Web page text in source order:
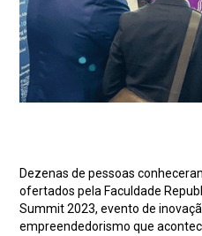
Dezenas de pessoas
ofertados pela Faculdade
Summit 2023, evento de
empreendedorismo que